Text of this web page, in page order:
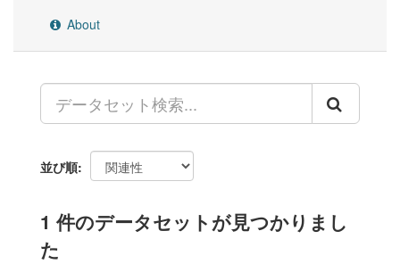
About
並び順
1 件のデータセットが見つかりまし
た